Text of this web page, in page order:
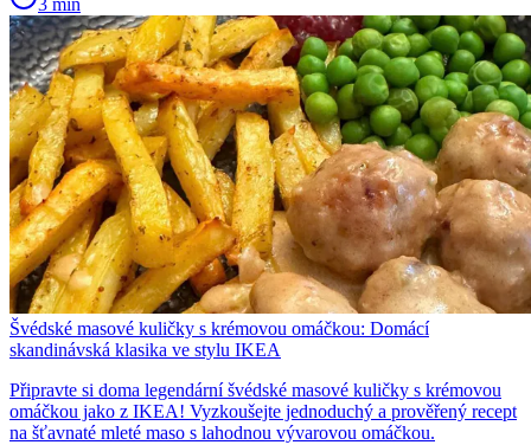
3 min
Švédské masové kuličky s krémovou omáčkou: Domácí
skandinávská klasika ve stylu IKEA
Připravte si doma legendární švédské masové kuličky s krémovou
omáčkou jako z IKEA! Vyzkoušejte jednoduchý a prověřený recept
na šťavnaté mleté maso s lahodnou vývarovou omáčkou.